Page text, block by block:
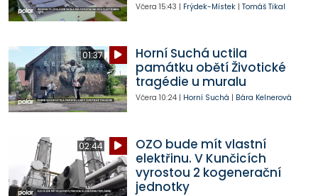
Včera 15:43 | Frýdek-Místek| Tomáš Tikal
01:37
Horní Suchá uctila
památku obětí Životické
tragédie u muralu
Včera 10:24| Horní Suchá | Bára Kelnerová
02:44
OZO bude mít vlastní
elektřinu. V Kunčicích
vyrostou 2 kogenerační
jednotky